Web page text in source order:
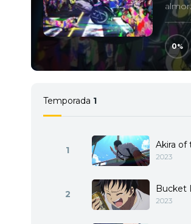
0
Temporada 1
1 Akira of
2023
2 Bucket
2023